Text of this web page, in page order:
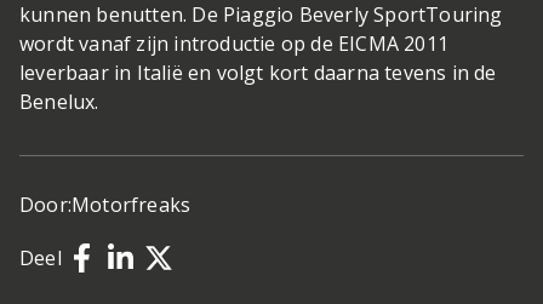
kunnen benutten. De Piaggio Beverly SportTouring
wordt vanaf zijn introductie op de EICMA 2011
leverbaar in Italië en volgt kort daarna tevens in de
Benelux.
Door:Motorfreaks
Deel